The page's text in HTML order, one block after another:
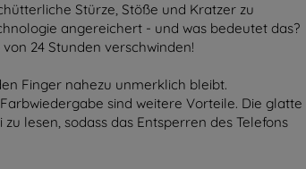
Stürze, Stöße und Kratzer zu
angereichert - und was bedeutet das?
24 Stunden verschwinden!
Finger nahezu unmerklich bleibt.
sind weitere Vorteile. Die glatte
lesen, sodass das Entsperren des Telefons